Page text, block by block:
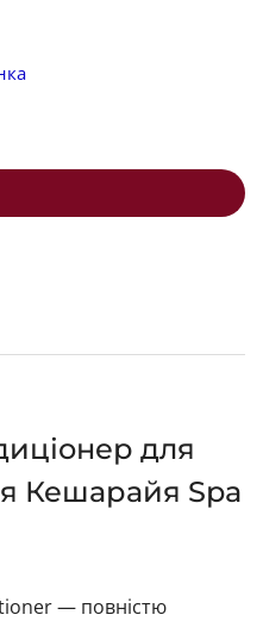
для
Кешарайя Spa
— повністю